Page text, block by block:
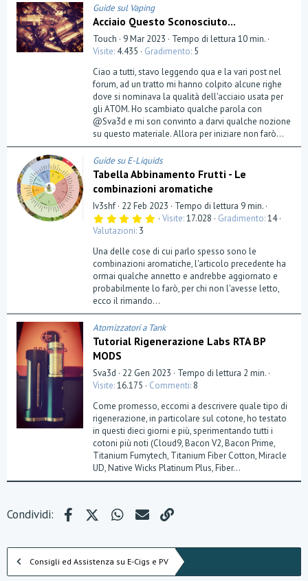
Guide sul Vaping
Acciaio Questo Sconosciuto...
Touch 9 Mar 2023
Tempo di lettura 10 min.
Visite 4.435 Gradimento 5
Ciao a tutti, stavo leggendo qua e la vari post nel
forum, ad un tratto mi hanno colpito alcune righe
dove si nominava la qualità dell'acciaio usata per
gli ATOM. Ho scambiato qualche parola con
@Sva3d e mi son convinto a darvi qualche nozione
su questo materiale. Allora per iniziare non farò...
Guide su E-Liquids
Tabella Abbinamento Frutti - Le
combinazioni aromatiche
Iv3shf 22 Feb 2023
Tempo di lettura 9 min.
5
0
s
t
e
l
l
(
e
)
Visite 17.028 Gradimento 14
Valutazioni 3
Una delle cose di cui parlo spesso sono le
combinazioni aromatiche, l'articolo precedente ha
ormai qualche annetto e andrebbe aggiornato e
probabilmente lo farò, per chi non l'avesse letto,
ecco il rimando...
Atomizzatori a Tank
Tutorial Rigenerazione Labs RTA BP
MODS
Sva3d 22 Gen 2023
Tempo di lettura 2 min.
Visite 16.175 Commenti 8
Come promesso, eccomi a descrivere quale tipo di
rigenerazione, in particolare sul cotone, ho testato
in questi dieci giorni e più, sperimentando tutti i
cotoni più noti (Cloud9, Bacon V2, Bacon Prime,
Titanium Fumytech, Titanium Fiber Cotton, Miracle
UD, Native Wicks Platinum Plus, Fiber...
Condividi: FacebookX (Twitter)WhatsApp
e-mail
Consigli ed Assistenza su E-Cigs e PV